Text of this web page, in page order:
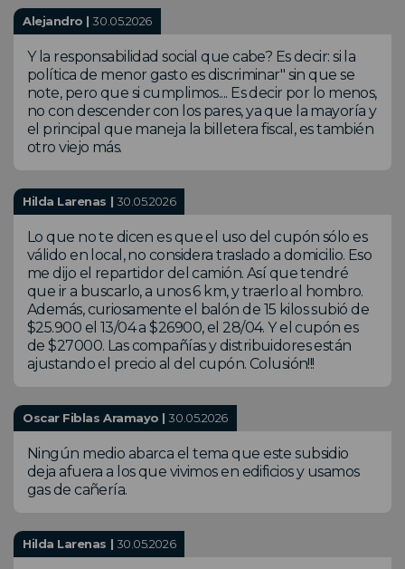
Alejandro |30.05.2026
Y la responsabilidad social que cabe? Es decir: si la
política de menor gasto es discriminar" sin que se
note, pero que si cumplimos.... Es decir por lo menos,
no con descender con los pares, ya que la mayoría y
el principal que maneja la billetera fiscal, es también
otro viejo más.
Hilda Larenas | 30.05.2026
Lo que no te dicen es que el uso del cupón sólo es
válido en local, no considera traslado a domicilio. Eso
me dijo el repartidor del camión. Así que tendré
que ir a buscarlo, a unos 6 km, y traerlo al hombro.
Además, curiosamente el balón de 15 kilos subió de
$25.900 el 13/04 a $26900, el 28/04. Y el cupón es
de $27000. Las compañías y distribuidores están
ajustando el precio al del cupón. Colusión!!!
Oscar Fiblas Aramayo |30.05.2026
Ningún medio abarca el tema que este subsidio
deja afuera a los que vivimos en edificios y usamos
gas de cañería.
Hilda Larenas | 30.05.2026